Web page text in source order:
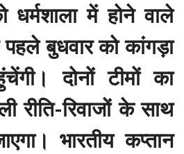
में होने वाले
बुधवार को कांगड़ा
दोनों टीमों का
रीति-रिवाजों के साथ
भारतीय कप्तान